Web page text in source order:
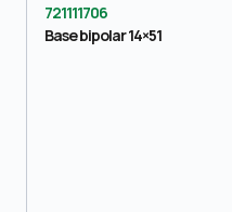
721111706
Base bipolar 14×51